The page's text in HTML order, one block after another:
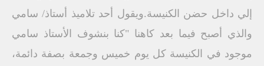
إلي داخل حضن الكنيسة.ويقول أحد تلاميذ أستاذ/ سامي
والذي أصبح فيما بعد كاهنا "كنا بنشوف الأستاذ سامي
موجود في الكنيسة كل يوم خميس وجمعة بصفة دائمة،